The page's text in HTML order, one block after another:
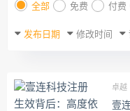
全部 免费 付费
发布日期 修改时间
卓越
壹